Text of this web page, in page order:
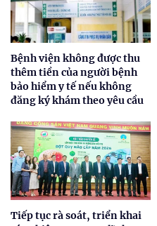
Bệnh viện không được thu
thêm tiền của người bệnh
bảo hiểm y tế nếu không
đăng ký khám theo yêu cầu
Tiếp tục rà soát, triển khai